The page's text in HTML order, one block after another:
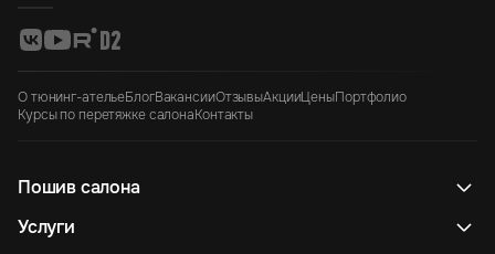
О тюнинг-ательеБлогВакансииОтзывыАкцииЦеныПортфолио
Курсы по перетяжке салонаКонтакты
Пошив салона
Услуги